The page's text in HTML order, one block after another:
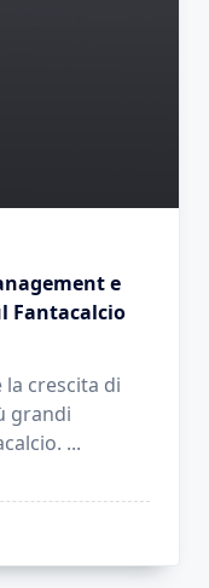
e
Fantacalcio
la crescita di
grandi
...